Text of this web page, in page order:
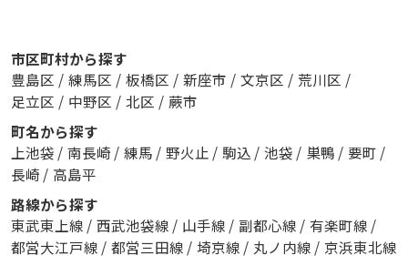
市区町村から探す
豊島区 / 練馬区 / 板橋区 / 新座市 / 文京区 / 荒川区 /
足立区 / 中野区 / 北区 / 蕨市
町名から探す
上池袋 / 南長崎 / 練馬 / 野火止 / 駒込 / 池袋 / 巣鴨 / 要町 /
長崎 / 高島平
路線から探す
東武東上線 / 西武池袋線 / 山手線 / 副都心線 / 有楽町線 /
都営大江戸線 / 都営三田線 / 埼京線 / 丸ノ内線 / 京浜東北線